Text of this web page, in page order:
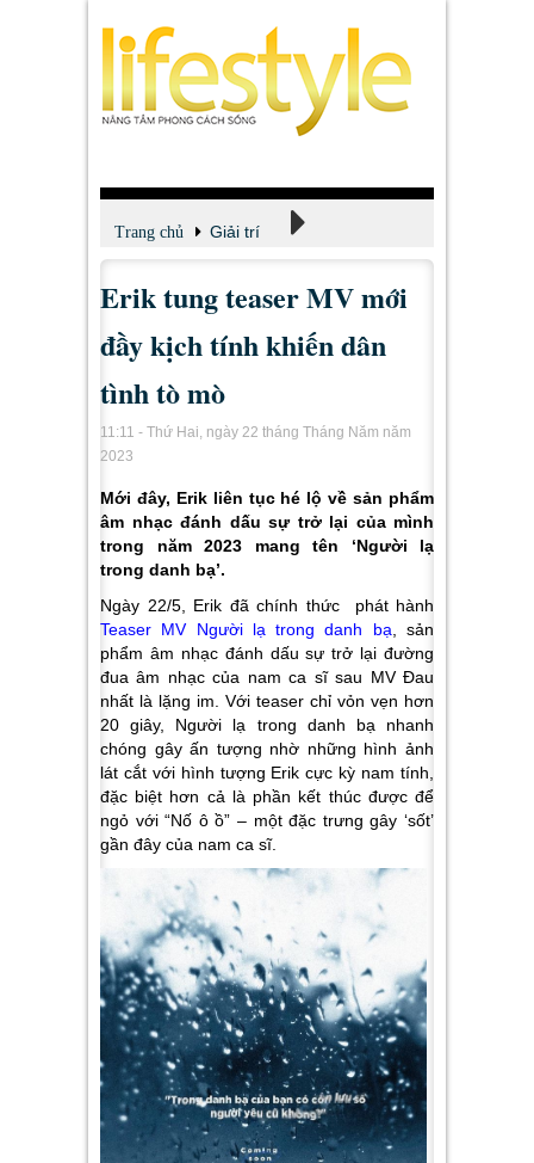
Trang chủ Giải trí
Xem - Nghe - Đọc
Erik tung teaser MV mới
đầy kịch tính khiến dân
tình tò mò
11:11 - Thứ Hai, ngày 22 tháng Tháng Năm năm
2023
Mới đây, Erik liên tục hé lộ về sản phẩm
âm nhạc đánh dấu sự trở lại của mình
trong năm 2023 mang tên ‘Người lạ
trong danh bạ’.
Ngày 22/5, Erik đã chính thức
phát hành
Teaser MV Người lạ trong danh bạ
sản
phẩm âm nhạc đánh dấu sự trở lại đường
đua âm nhạc của nam ca sĩ sau MVĐau
nhất là lặng im.
Với teaser chỉ vỏn vẹn hơn
20 giây, Người lạ trong danh bạ nhanh
chóng gây ấn tượng nhờ những hình ảnh
lát cắt với hình tượng Erik cực kỳ nam tính,
đặc biệt hơn cả là phần kết thúc được để
ngỏ với “Nố ô ồ” – một đặc trưng gây ‘sốt’
gần đây của nam ca sĩ.